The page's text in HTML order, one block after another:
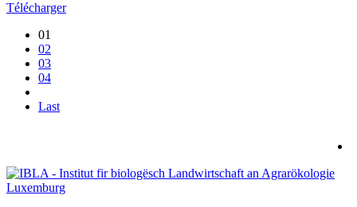
Télécharger
01
02
03
04
Last